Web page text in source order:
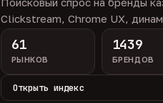
Clickstream, Chrome UX,
61
РЫНКОВ
1439
БРЕНДОВ
Открыть индекс